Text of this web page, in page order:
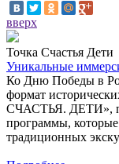
вверх
Точка Счастья Дети
Уникальные
Ко Дню Победы в
формат
СЧАСТЬЯ. ДЕТИ»,
программы,
традиционных